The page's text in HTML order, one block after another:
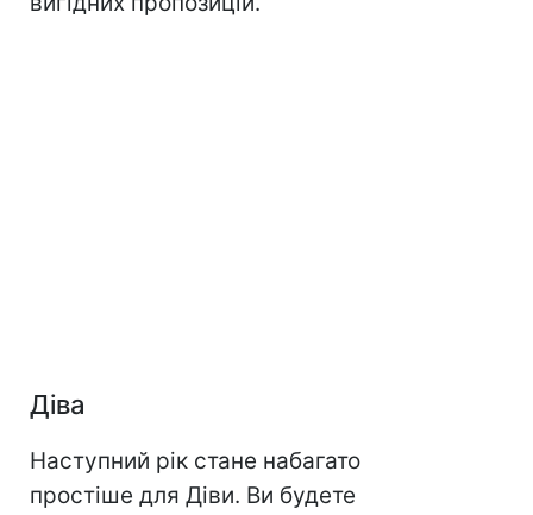
Діва
Наступний рік стане набагато
простіше для Діви. Ви будете